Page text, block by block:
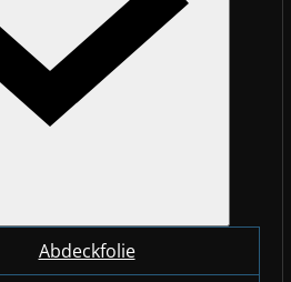
Abdeckfolie